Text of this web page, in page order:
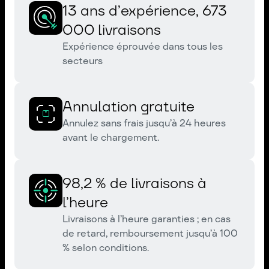
13 ans d’expérience, 673
000 livraisons
Expérience éprouvée dans tous les
secteurs
Annulation gratuite
Annulez sans frais jusqu’à 24 heures
avant le chargement.
98,2 % de livraisons à
l’heure
Livraisons à l’heure garanties ; en cas
de retard, remboursement jusqu’à 100
% selon conditions.